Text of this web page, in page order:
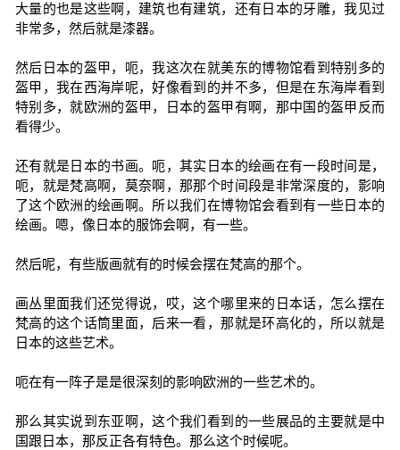
大量的也是这些啊，建筑也有建筑，还有日本的牙雕，我见过
非常多，然后就是漆器。
然后日本的盔甲，呃，我这次在就美东的博物馆看到特别多的
盔甲，我在西海岸呢，好像看到的并不多，但是在东海岸看到
特别多，就欧洲的盔甲，日本的盔甲有啊，那中国的盔甲反而
看得少。
还有就是日本的书画。呃，其实日本的绘画在有一段时间是，
呃，就是梵高啊，莫奈啊，那那个时间段是非常深度的，影响
了这个欧洲的绘画啊。所以我们在博物馆会看到有一些日本的
绘画。嗯，像日本的服饰会啊，有一些。
然后呢，有些版画就有的时候会摆在梵高的那个。
画丛里面我们还觉得说，哎，这个哪里来的日本话，怎么摆在
梵高的这个话筒里面，后来一看，那就是环高化的，所以就是
日本的这些艺术。
呃在有一阵子是是很深刻的影响欧洲的一些艺术的。
那么其实说到东亚啊，这个我们看到的一些展品的主要就是中
国跟日本，那反正各有特色。那么这个时候呢。